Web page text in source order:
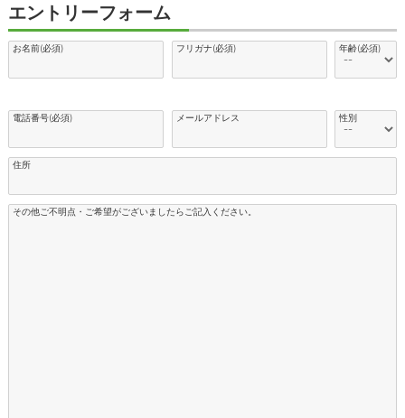
エントリーフォーム
お名前(必須) フリガナ(必須) 年齢(必須)
電話番号(必須) メールアドレス 性別
住所
その他ご不明点・ご希望がございましたらご記入ください。